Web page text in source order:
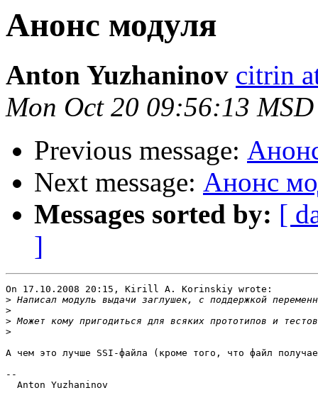
Анонс модуля
Anton Yuzhaninov citrin
Mon Oct 20 09:56:13
Previous message:
Next message: Анонс
Messages sorted by: [
]
On 17.10.2008 20:15, Kirill A. Korinskiy wrote:
> Написал модуль выдачи заглушек, с поддержкой
>
>
>
А чем это лучше SSI-файла (кроме того, что файл
--
  Anton Yuzhaninov